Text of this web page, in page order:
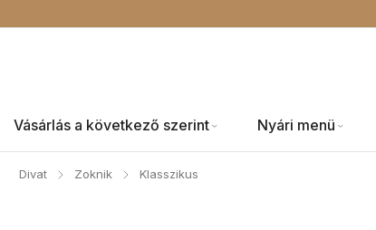
Vásárlás a következő szerint Nyári menü
Divat / Zoknik / Klasszikus